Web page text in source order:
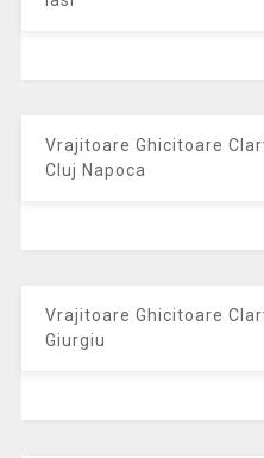
Vrajitoare Ghicitoare
Cluj Napoca
Vrajitoare Ghicitoare
Giurgiu